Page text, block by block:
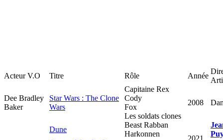
Acteur V.O Titre Rôle Année
Dee Bradley
Baker
Star Wars : The Clone
Wars
Capitaine Rex
2008
Cody
Fox
Les soldats clones
Dune
Beast Rabban
Harkonnen
2021